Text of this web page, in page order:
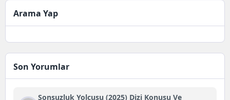
Arama Yap
Son Yorumlar
Sonsuzluk Yolcusu (2025) Dizi Konusu Ve